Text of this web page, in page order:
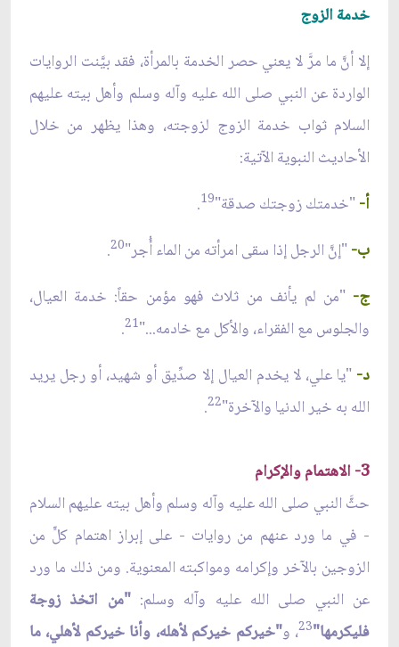
خدمة الزوج
إلا أنَّ ما مرَّ لا يعني حصر الخدمة بالمرأة، فقد بيَّنت الروايات
الواردة عن النبي صلى الله عليه وآله وسلم وأهل بيته عليهم
السلام ثواب خدمة الزوج لزوجته، وهذا يظهر من خلال
الأحاديث النبوية الآتية:
أ-"خدمتك زوجتك صدقة"19
.
ب-"إنَّ الرجل إذا سقى امرأته من الماء أُجر"20
.
ج- "من لم يأنف من ثلاث فهو مؤمن حقاً: خدمة العيال،
والجلوس مع الفقراء، والأكل مع خادمه..."21
.
د- "يا علي، لا يخدم العيال إلا صدِّيق أو شهيد، أو رجل يريد
الله به خير الدنيا والآخرة"22
.
3- الاهتمام والإكرام
حثَّ النبي صلى الله عليه وآله وسلم وأهل بيته عليهم السلام
- في ما ورد عنهم من روايات - على إبراز اهتمام كلٍّ من
الزوجين بالآخر وإكرامه ومواكبته المعنوية. ومن ذلك ما ورد
عن النبي صلى الله عليه وآله وسلم:"من اتخذ زوجة
فليكرمها"23، و"خيركم خيركم لأهله، وأنا خيركم لأهلي، ما